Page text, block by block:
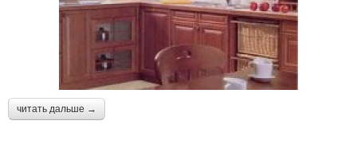
читать дальше →